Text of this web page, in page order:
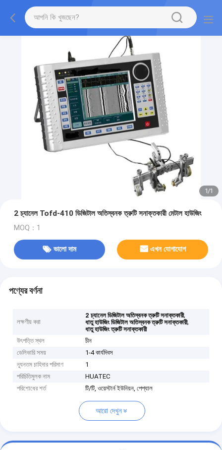
1/1
2 চ্যানেল Tofd-410 ডিজিটাল অতিস্বনক ত্রুটি সনাক্তকারী মেটাল হাউজিং
MOQ：1
ভালো দাম এখন যোগাযোগ
পণ্যের বর্ণনা
লক্ষণীয় করা
2 চ্যানেল ডিজিটাল অতিস্বনক ত্রুটি সনাক্তকারী,
ধাতু হাউজিং ডিজিটাল অতিস্বনক ত্রুটি সনাক্তকারী,
ধাতু হাউজিং ত্রুটি সনাক্তকারী
উৎপত্তি স্থল
চীন
ডেলিভারি সময়
1-4 কার্যদিবস
ন্যূনতম চাহিদার পরিমাণ
1
পরিচিতিমুলক নাম
HUATEC
পরিশোধের শর্ত
টি/টি, ওয়েস্টার্ন ইউনিয়ন, পেপ্যাল
আরো দেখুন